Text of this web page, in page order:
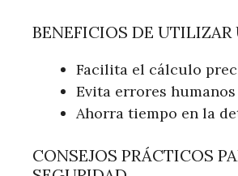
BENEFICIOS DE
Facilita el cálculo
Evita errores
Ahorra tiempo en la
CONSEJOS PRÁCTICOS